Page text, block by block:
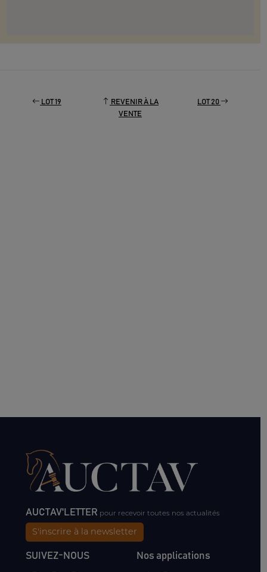
LOT 19
REVENIR À LA
VENTE
LOT 20
AUCTAV'LETTER pour recevoir toutes nos actualités
S'inscrire à la newsletter
SUIVEZ-NOUS Nos applications